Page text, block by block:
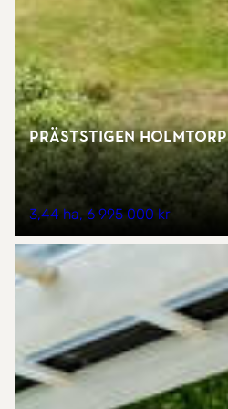
Präststigen Holmtorp
3,44 ha 6 995 000 kr